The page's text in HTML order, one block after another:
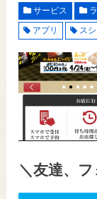
サービス
アプリ ス
＼友達、